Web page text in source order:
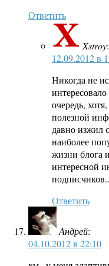
Ответить
Xstroy:
12.09.2012 в
Никогда не
очередь,
полезной
давно изжил
наиболее
жизни блога
интересной
подписчиков..
Ответить
Андрей:
04.10.2012 в 22:10